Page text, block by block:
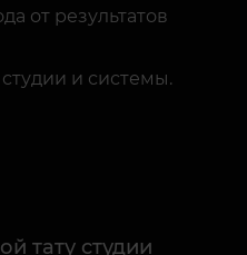
и системы.